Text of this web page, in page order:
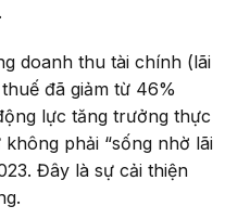
doanh thu tài chính (lãi
đã giảm từ 46%
lực tăng trưởng thực
phải “sống nhờ lãi
Đây là sự cải thiện